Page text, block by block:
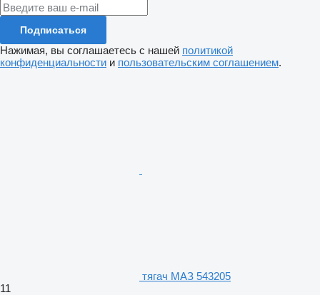
Подписаться
Нажимая, вы соглашаетесь с нашей политикой
конфиденциальности и пользовательским соглашением.
тягач МАЗ 543205
11